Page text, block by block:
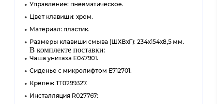
Управление: пневматическое.
Цвет клавиши: хром.
Материал: пластик.
Размеры клавиши смыва (ШХВхГ): 234х154х8,5 мм.
В комплекте поставки:
Чаша унитаза E047901.
Сиденье с микролифтом E712701.
Крепеж TT0299327.
Инсталляция R027767: